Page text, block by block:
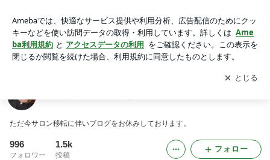
アプリをダウンロードして ブログの更新通知
を受け取りまし
ょう。
開く
ただ今サロン移転に伴いブログをお休みしております。
996
フォロワー
1.5k
投稿
フォロー